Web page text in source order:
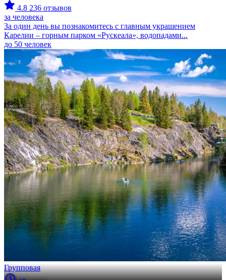
4.8 236 отзывов
за человека
За один день вы познакомитесь с главным украшением
Карелии – горным парком «Рускеала», водопадами...
до 50 человек
Групповая